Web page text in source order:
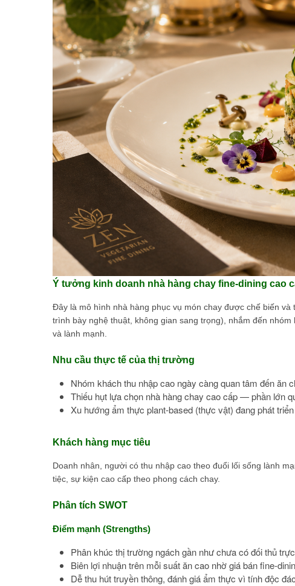
Ý tưởng kinh doanh nhà hàng chay fine-dining cao
Đây là mô hình nhà hàng phục vụ món chay được chế biến
trình bày nghệ thuật, không gian sang trọng), nhắm đến
và lành mạnh.
Nhu cầu thực tế của thị trường
Nhóm khách thu nhập cao ngày càng quan tâm đến ăn
Thiếu hụt lựa chọn nhà hàng chay cao cấp — phần lớn
Xu hướng ẩm thực plant-based (thực vật) đang phát
Khách hàng mục tiêu
Doanh nhân, người có thu nhập cao theo đuổi lối sống lành
tiệc, sự kiện cao cấp theo phong cách chay.
Phân tích SWOT
Điểm mạnh (Strengths)
Phân khúc thị trường ngách gần như chưa có đối thủ
Biên lợi nhuận trên mỗi suất ăn cao nhờ giá bán fine-
Dễ thu hút truyền thông, đánh giá ẩm thực vì tính độc